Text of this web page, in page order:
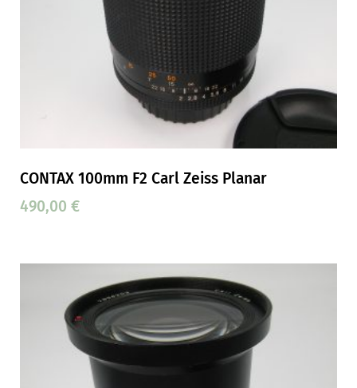
CONTAX 100mm F2 Carl Zeiss Planar
490,00 €